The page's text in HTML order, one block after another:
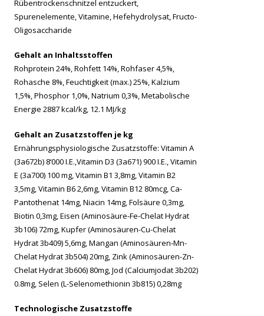
Rübentrockenschnitzel entzuckert,
Spurenelemente, Vitamine, Hefehydrolysat, Fructo-
Oligosaccharide
Gehalt an Inhaltsstoffen
Rohprotein 24%, Rohfett 14%, Rohfaser 4,5%,
Rohasche 8%, Feuchtigkeit (max.) 25%, Kalzium
1,5%, Phosphor 1,0%, Natrium 0,3%, Metabolische
Energie 2887 kcal/kg, 12.1 MJ/kg
Gehalt an Zusatzstoffen je kg
Ernährungsphysiologische Zusatzstoffe: Vitamin A
(3a672b) 8‘000 I.E.,Vitamin D3 (3a671) 900 I.E., Vitamin
E (3a700) 100 mg, Vitamin B1 3,8mg, Vitamin B2
3,5mg, Vitamin B6 2,6mg, Vitamin B12 80mcg, Ca-
Pantothenat 14mg, Niacin 14mg, Folsäure 0,3mg,
Biotin 0,3mg, Eisen (Aminosäure-Fe-Chelat Hydrat
3b106) 72mg, Kupfer (Aminosäuren-Cu-Chelat
Hydrat 3b409) 5,6mg, Mangan (Aminosäuren-Mn-
Chelat Hydrat 3b504) 20mg, Zink (Aminosäuren-Zn-
Chelat Hydrat 3b606) 80mg, Jod (Calciumjodat 3b202)
0.8mg, Selen (L-Selenomethionin 3b815) 0,28mg
Technologische Zusatzstoffe